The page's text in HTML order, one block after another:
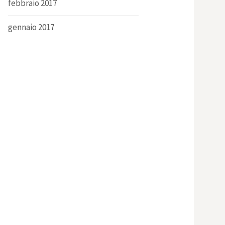
febbraio 2017
gennaio 2017